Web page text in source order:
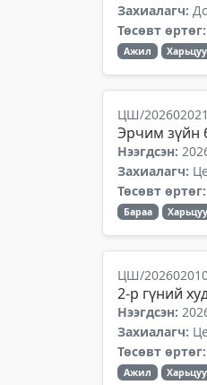
Захиалагч:
Төсөвт өртөг:
Ажил
ЦШ/
Эрчим зүйн
Нээгдсэн:
Захиалагч:
Төсөвт өртөг:
Бараа
ЦШ/
2-р гүний
Нээгдсэн:
Захиалагч:
Төсөвт өртөг:
Ажил